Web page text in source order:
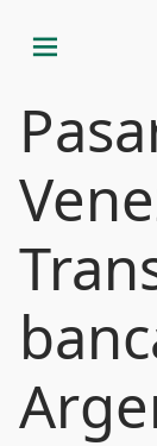
menu